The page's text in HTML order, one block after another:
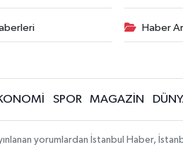
Haber
SPOR MAGAZİN
yorumlardan İstanbul Haber,